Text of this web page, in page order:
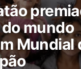
mundo
Mundial